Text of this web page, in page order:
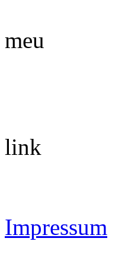
meu
link
Impressum